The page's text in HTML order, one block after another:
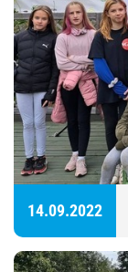
14.09.2022